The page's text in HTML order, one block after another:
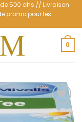
500 dhs // Livraison
promo pour les
0